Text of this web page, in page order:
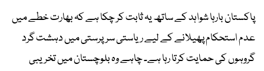
پاکستان بارہا شواہد کے ساتھ یہ ثابت کر چکا ہے کہ بھارت خطے میں
عدم استحکام پھیلانے کے لیے ریاستی سرپرستی میں دہشت گرد
گروہوں کی حمایت کرتا رہا ہے۔ چاہے وہ بلوچستان میں تخریبی